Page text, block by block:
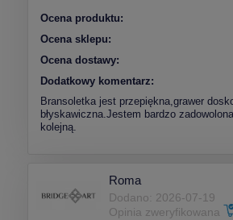
Ocena produktu:
Ocena sklepu:
Ocena dostawy:
Dodatkowy komentarz:
Bransoletka jest przepiękna,grawer
błyskawiczna.Jestem bardzo
kolejną.
Roma
Dodano: 2026-07-19
Opinia zweryfikowana